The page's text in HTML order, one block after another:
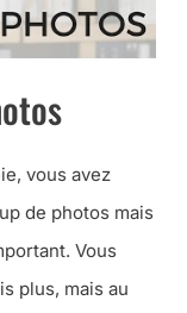
vous avez
de photos mais
Vous
plus, mais au